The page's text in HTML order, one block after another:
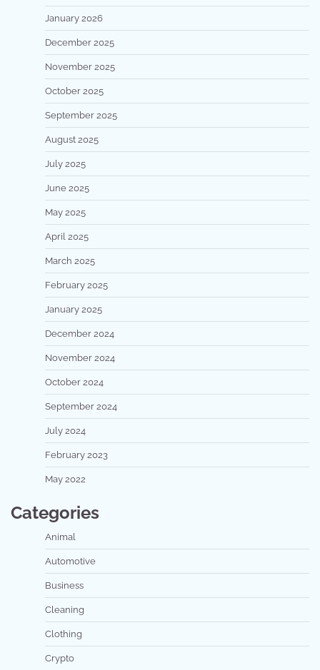
January 2026
December 2025
November 2025
October 2025
September 2025
August 2025
July 2025
June 2025
May 2025
April 2025
March 2025
February 2025
January 2025
December 2024
November 2024
October 2024
September 2024
July 2024
February 2023
May 2022
Categories
Animal
Automotive
Business
Cleaning
Clothing
Crypto